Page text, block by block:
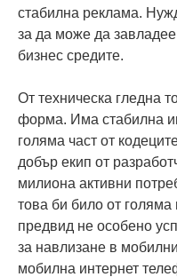
стабилна реклама.
за да може да
бизнес средите.
От техническа гледна
форма. Има стабилна
голяма част от
добър екип от
милиона активни
това би било от
предвид не особено
за навлизане в
мобилна интернет